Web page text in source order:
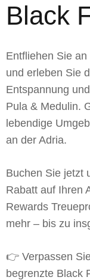
Black
Entfliehen Sie
und erleben Sie
Entspannung
Pula & Medulin.
lebendige
an der Adria.
Buchen Sie jetzt
Rabatt auf Ihren
Rewards
mehr – bis zu
👉 Verpassen
begrenzte Black